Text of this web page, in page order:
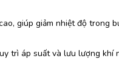
giúp giảm nhiệt độ trong
trì áp suất và lưu lượng khí